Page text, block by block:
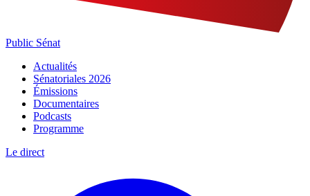
Public Sénat
Actualités
Sénatoriales 2026
Émissions
Documentaires
Podcasts
Programme
Le direct